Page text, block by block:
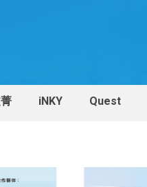
iNKY Quest